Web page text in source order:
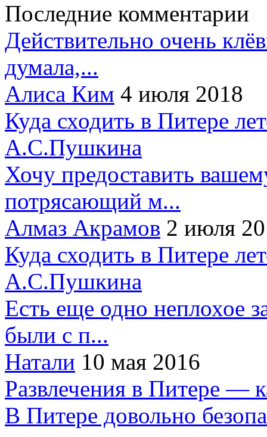
Последние комментарии
Действительно очень
думала,...
Алиса Ким 4 июля 2018
Куда сходить в Питере
А.С.Пушкина
Хочу предоставить
потрясающий м...
Алмаз Акрамов 2 июля
Куда сходить в Питере
А.С.Пушкина
Есть еще одно неплохое
были с п...
Натали 10 мая 2016
Развлечения в Питере —
В Питере довольно